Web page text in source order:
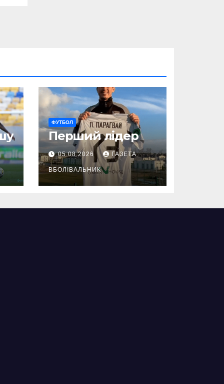
ФУТБОЛ
Перший лідер
05.08.2026 ГАЗЕТА
ВБОЛІВАЛЬНИК